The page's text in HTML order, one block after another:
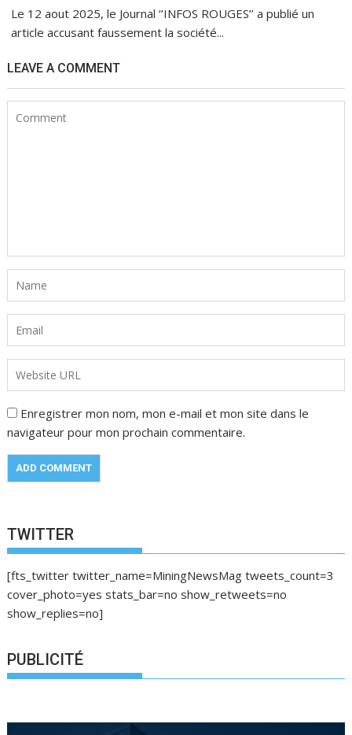
Le 12 aout 2025, le Journal ‘’INFOS ROUGES’’ a publié un
article accusant faussement la société...
LEAVE A COMMENT
Enregistrer mon nom, mon e-mail et mon site dans le
navigateur pour mon prochain commentaire.
TWITTER
[fts_twitter twitter_name=MiningNewsMag tweets_count=3
cover_photo=yes stats_bar=no show_retweets=no
show_replies=no]
PUBLICITÉ